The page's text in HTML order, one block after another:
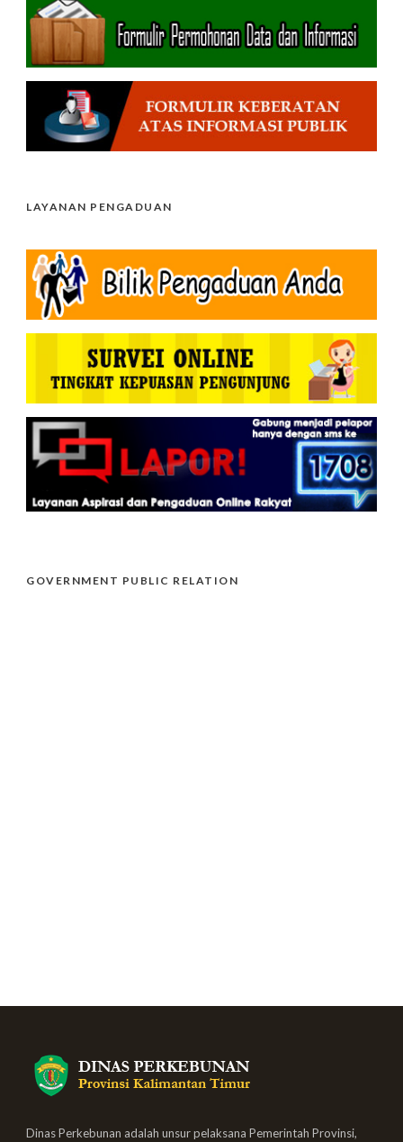
LAYANAN PENGADUAN
GOVERNMENT PUBLIC RELATION
Dinas Perkebunan adalah unsur pelaksana Pemerintah Provinsi,